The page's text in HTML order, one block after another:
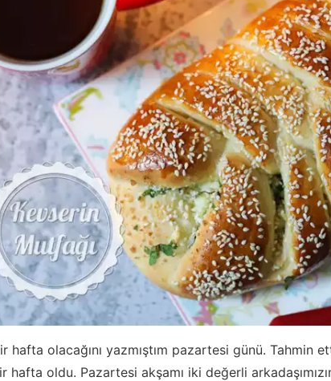
hafta olacağını yazmıştım pazartesi günü. Tahmin
hafta oldu. Pazartesi akşamı iki değerli